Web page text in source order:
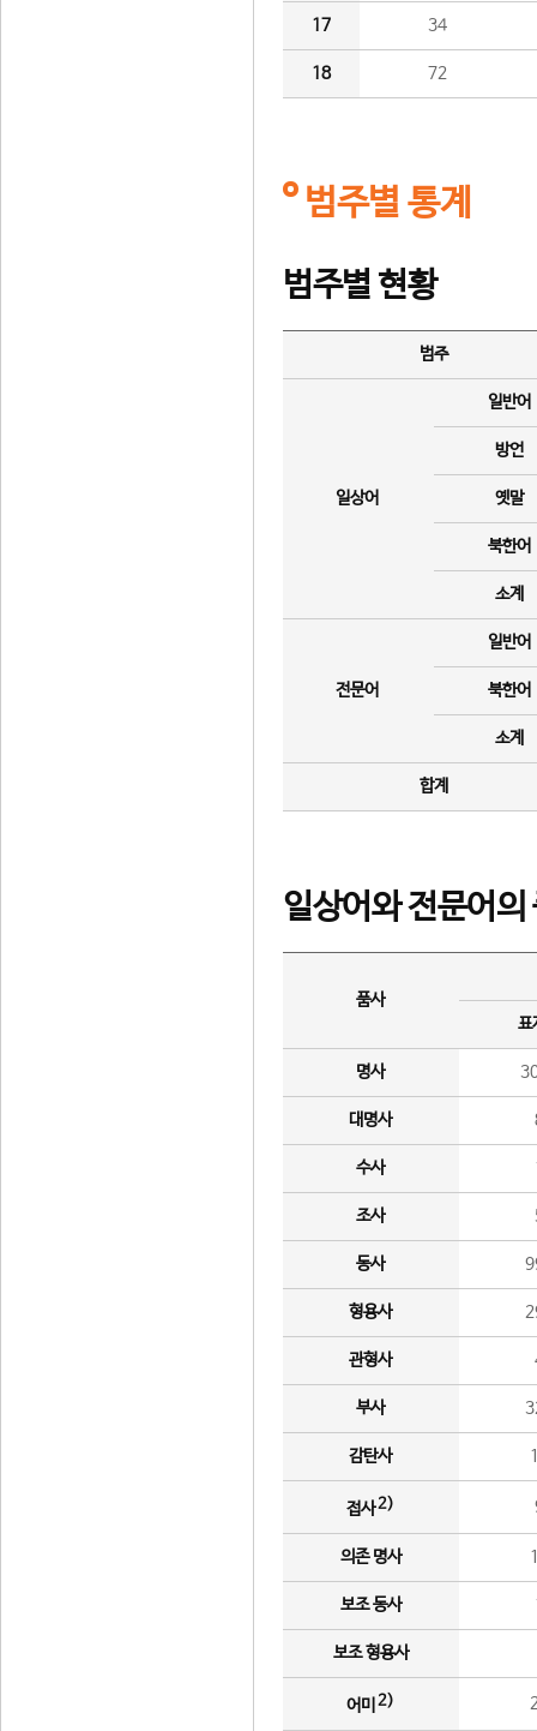
17 34
18 72
범주별 통계
범주별 현황
범주
일상어
일반어
방언
옛말
북한어
소계
전문어
일반어
북한어
소계
합계
일상어와 전문어의
품사
표
명사
대명사
수사
조사
동사
형용사
관형사
부사
감탄사
접사2)
의존 명사
보조 동사
보조 형용사
어미 2)